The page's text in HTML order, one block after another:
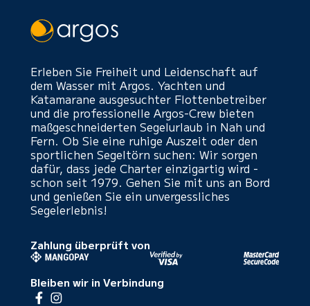
Erleben Sie Freiheit und Leidenschaft auf
dem Wasser mit Argos. Yachten und
Katamarane ausgesuchter Flottenbetreiber
und die professionelle Argos-Crew bieten
maßgeschneiderten Segelurlaub in Nah und
Fern. Ob Sie eine ruhige Auszeit oder den
sportlichen Segeltörn suchen: Wir sorgen
dafür, dass jede Charter einzigartig wird -
schon seit 1979. Gehen Sie mit uns an Bord
und genießen Sie ein unvergessliches
Segelerlebnis!
Zahlung überprüft von
Bleiben wir in Verbindung